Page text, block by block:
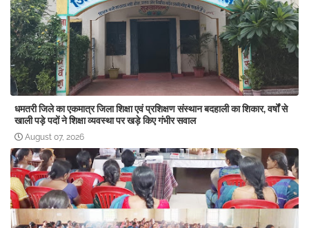
धमतरी जिले का एकमात्र जिला शिक्षा एवं प्रशिक्षण संस्थान बदहाली का शिकार, वर्षों से
खाली पड़े पदों ने शिक्षा व्यवस्था पर खड़े किए गंभीर सवाल
August 07, 2026